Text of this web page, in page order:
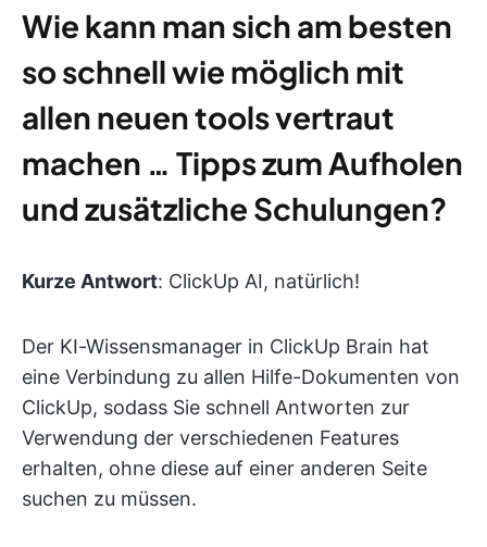
Wie kann man sich am besten
so schnell wie möglich mit
allen neuen tools vertraut
machen … Tipps zum Aufholen
und zusätzliche Schulungen?
Kurze Antwort: ClickUp AI, natürlich!
Der KI-Wissensmanager in ClickUp Brain hat
eine Verbindung zu allen Hilfe-Dokumenten von
ClickUp, sodass Sie schnell Antworten zur
Verwendung der verschiedenen Features
erhalten, ohne diese auf einer anderen Seite
suchen zu müssen.